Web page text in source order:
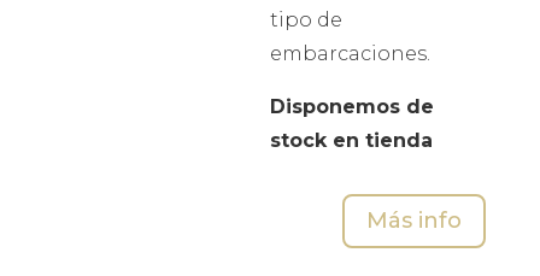
tipo de
embarcaciones.
Disponemos de
stock en tienda
Más info